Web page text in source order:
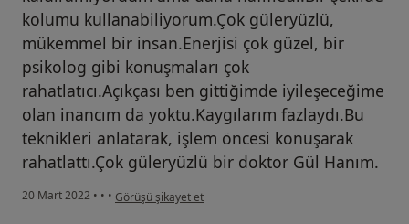
kolumu kullanabiliyorum.Çok güleryüzlü,
mükemmel bir insan.Enerjisi çok güzel, bir
psikolog gibi konuşmaları çok
rahatlatıcı.Açıkçası ben gittiğimde iyileşeceğime
olan inancım da yoktu.Kaygılarım fazlaydı.Bu
teknikleri anlatarak, işlem öncesi konuşarak
rahatlattı.Çok güleryüzlü bir doktor Gül Hanım.
20 Mart 2022 • • • kullanıcının görüşüne göre a.....
Görüşü şikayet et